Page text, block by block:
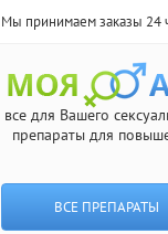
Мы принимаем заказы 24
все для Вашего
препараты для
ВСЕ ПРЕПАРАТЫ